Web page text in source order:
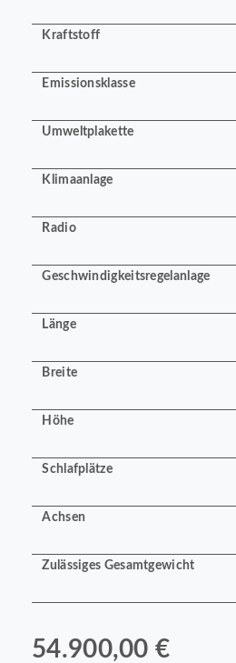
Kraftstoff
Emissionsklasse
Umweltplakette
Klimaanlage
Radio
Geschwindigkeitsregelanlage
Länge
Breite
Höhe
Schlafplätze
Achsen
Zulässiges Gesamtgewicht
54.900,00 €